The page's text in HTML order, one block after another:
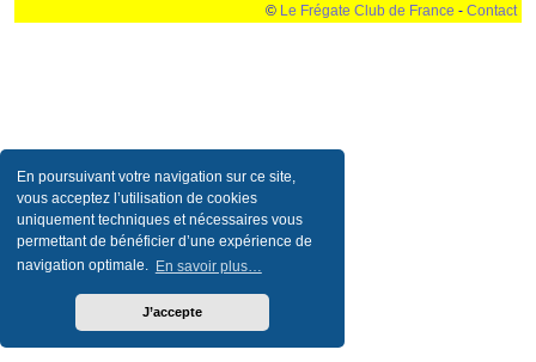
En poursuivant votre navigation sur ce site,
vous acceptez l’utilisation de cookies
uniquement techniques et nécessaires vous
permettant de bénéficier d’une expérience de
navigation optimale. En savoir plus…
J’accepte
© Le Frégate Club de France - Contact